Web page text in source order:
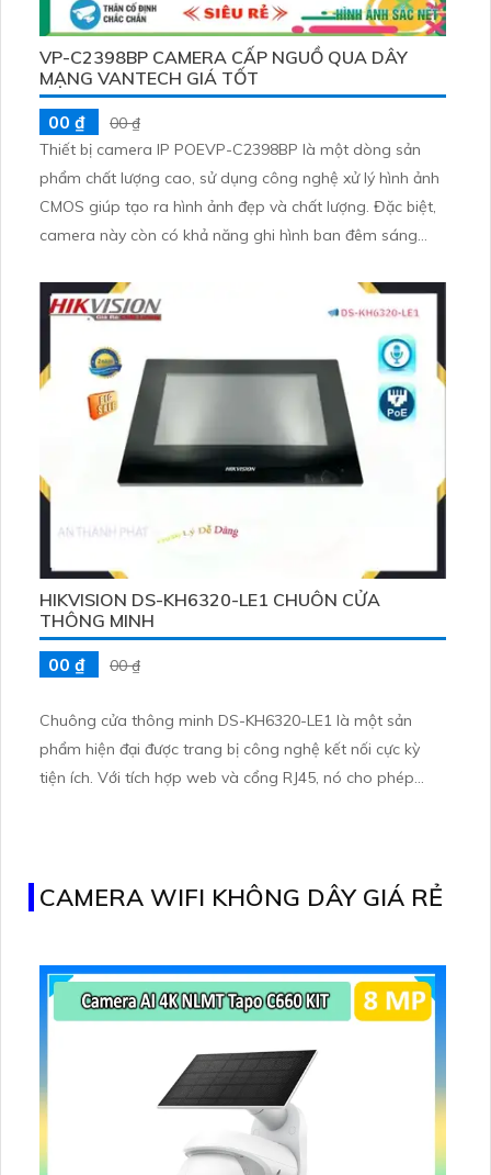
VP-C2398BP CAMERA CẤP NGUỒ QUA DÂY
MẠNG VANTECH GIÁ TỐT
00 ₫
00 ₫
Thiết bị camera IP POEVP-C2398BP là một dòng sản
phẩm chất lượng cao, sử dụng công nghệ xử lý hình ảnh
CMOS giúp tạo ra hình ảnh đẹp và chất lượng. Đặc biệt,
camera này còn có khả năng ghi hình ban đêm sáng
nghệ IP POE, thiết bị này tiết kiệm được chi phí lắp đặt vì
không cần phải sử dụng dây điện riêng. Độ phân giải lên
HIKVISION DS-KH6320-LE1 CHUÔN CỬA
THÔNG MINH
00 ₫
00 ₫
Chuông cửa thông minh DS-KH6320-LE1 là một sản
phẩm hiện đại được trang bị công nghệ kết nối cực kỳ
tiện ích. Với tích hợp web và cổng RJ45, nó cho phép
điểm nào trên Internet
CAMERA WIFI KHÔNG DÂY GIÁ RẺ